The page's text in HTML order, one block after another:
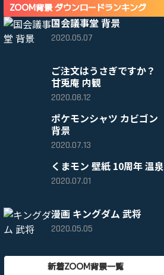
ZOOM背景 ダウンロードランキング
国会議事堂 背景
2020.05.07
ご注文はうさぎですか？
甘兎庵 内観
2020.08.12
ポケモンシャツ カビゴン
背景
2020.07.13
くまモン 壁紙 10周年 温泉
2020.07.01
漫画 キングダム 武将
2020.05.05
新着ZOOM背景一覧